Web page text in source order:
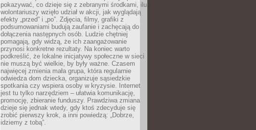
pokazywać, co dzieje się z zebranymi środkami, ilu
wolontariuszy wzięło udział w akcji, jak wyglądają
efekty „przed” i „po”. Zdjęcia, filmy, grafiki z
podsumowaniami budują zaufanie i zachęcają do
dołączenia następnych osób. Ludzie chętniej
pomagają, gdy widzą, że ich zaangażowanie
przynosi konkretne rezultaty. Na koniec warto
podkreślić, że lokalne inicjatywy społeczne w sieci
nie muszą być wielkie, by były ważne. Czasem
najwięcej zmienia mała grupa, która regularnie
odwiedza dom dziecka, organizuje sąsiedzkie
spotkania czy wspiera osoby w kryzysie. Internet
jest tu tylko narzędziem – ułatwia komunikację,
promocję, zbieranie funduszy. Prawdziwa zmiana
dzieje się jednak wtedy, gdy ktoś zdecyduje się
zrobić pierwszy krok, a inni powiedzą: „Dobrze,
idziemy z tobą”.